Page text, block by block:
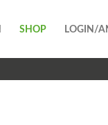
SHOP LOGIN/